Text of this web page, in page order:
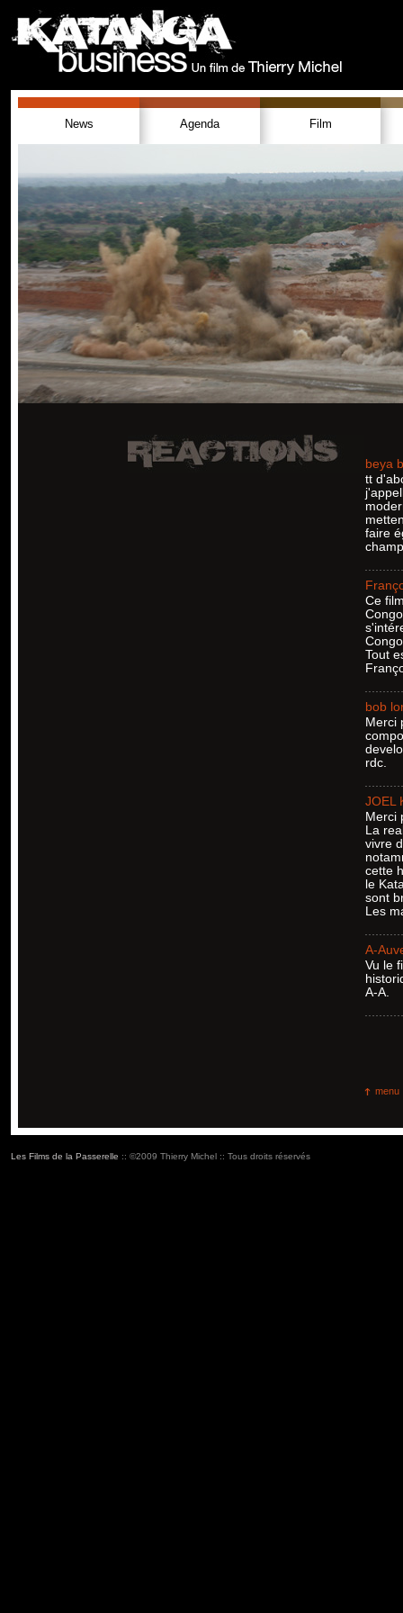
News Agenda Film
beya
tt
faire
Ce
Tout
bob
Merci
rdc.
JOEL
Merci
La
vivre
cette
le
sont
Les
A-
Vu le
A-A.
menu
Les Films de la Passerelle :: ©2009 Thierry Michel :: Tous droits réservés